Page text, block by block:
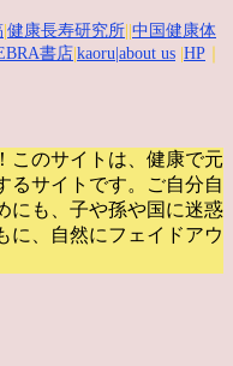
健康長寿研究所 中国健康体
書店 kaoru |about us HP
このサイトは、健康で元
サイトです。
ご自分自
にも、子や孫や国に迷惑
に、自然にフェイドアウ